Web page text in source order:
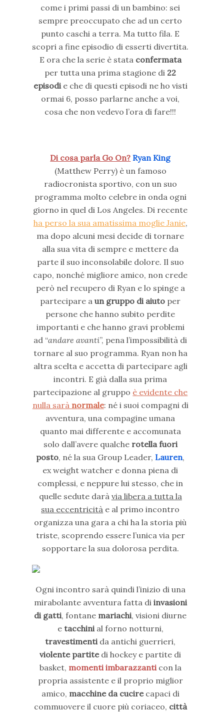
come i primi passi di un bambino: sei
sempre preoccupato che ad un certo
punto caschi a terra. Ma tutto fila. E
scopri a fine episodio di esserti divertita.
E ora che la serie è stata confermata
per tutta una prima stagione di 22
episodie che di questi episodi ne ho visti
ormai 6, posso parlarne anche a voi,
cosa che non vedevo l’ora di fare!!!
Di cosa parla Go On? Ryan King
(Matthew Perry) è un famoso
radiocronista sportivo, con un suo
programma molto celebre in onda ogni
giorno in quel di Los Angeles. Di recente
ha perso la sua amatissima moglie Janie,
ma dopo alcuni mesi decide di tornare
alla sua vita di sempre e mettere da
parte il suo inconsolabile dolore. Il suo
capo, nonché migliore amico, non crede
però nel recupero di Ryan e lo spinge a
partecipare aun gruppo di aiuto per
persone che hanno subito perdite
importanti e che hanno gravi problemi
ad “andare avanti”, pena l’impossibilità di
tornare al suo programma. Ryan non ha
altra scelta e accetta di partecipare agli
incontri. E già dalla sua prima
partecipazione al gruppo è evidente che
nulla sarà normale: né i suoi compagni di
avventura, una compagine umana
quanto mai differente e accomunata
solo dall’avere qualcherotella fuori
posto, né la sua Group Leader, Lauren,
ex weight watcher e donna piena di
complessi, e neppure lui stesso, che in
quelle sedute darà via libera a tutta la
sua eccentricità e al primo incontro
organizza una gara a chi ha la storia più
triste, scoprendo essere l’unica via per
sopportare la sua dolorosa perdita.
Ogni incontro sarà quindi l’inizio di una
mirabolante avventura fatta di invasioni
di gatti, fontane mariachi, visioni diurne
e tacchini al forno notturni,
travestimenti da antichi guerrieri,
violente partitedi hockey e partite di
basket, momenti imbarazzanticon la
propria assistente e il proprio miglior
amico, macchine da cucirecapaci di
commuovere il cuore più coriaceo, città